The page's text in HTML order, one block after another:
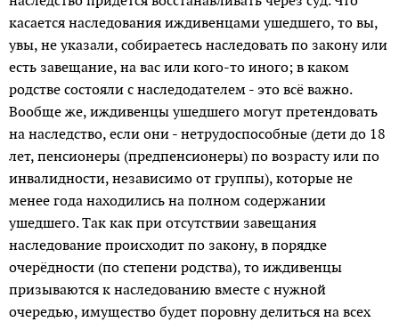
касается наследования иждивенцами ушедшего, то вы,
увы, не указали, собираетесь наследовать по закону или
есть завещание, на вас или кого-то иного; в каком
родстве состояли с наследодателем - это всё важно.
Вообще же, иждивенцы ушедшего могут претендовать
на наследство, если они - нетрудоспособные (дети до 18
лет, пенсионеры (предпенсионеры) по возрасту или по
инвалидности, независимо от группы), которые не
менее года находились на полном содержании
ушедшего. Так как при отсутствии завещания
наследование происходит по закону, в порядке
очерёдности (по степени родства), то иждивенцы
призываются к наследованию вместе с нужной
очередью, имущество будет поровну делиться на всех